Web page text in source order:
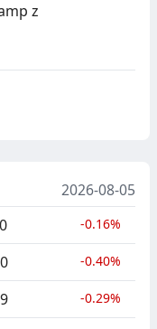
z
2026-08-05
-0.16%
-0.40%
-0.29%